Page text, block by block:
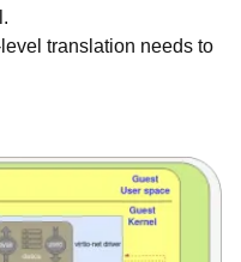
translation needs to